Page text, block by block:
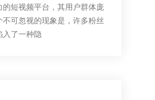
短视频平台，其用户群体庞
可忽视的现象是，许多粉丝
入了一种隐